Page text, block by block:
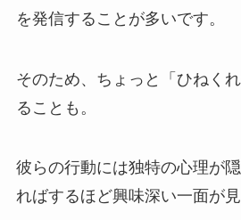
を発信することが多いです。
そのため、ちょっと「ひねく
ることも。
彼らの行動には独特の心理が
ればするほど興味深い一面が見